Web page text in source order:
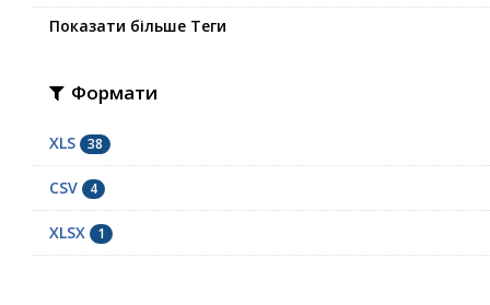
Показати більше Теги
Формати
XLS 38
CSV 4
XLSX 1